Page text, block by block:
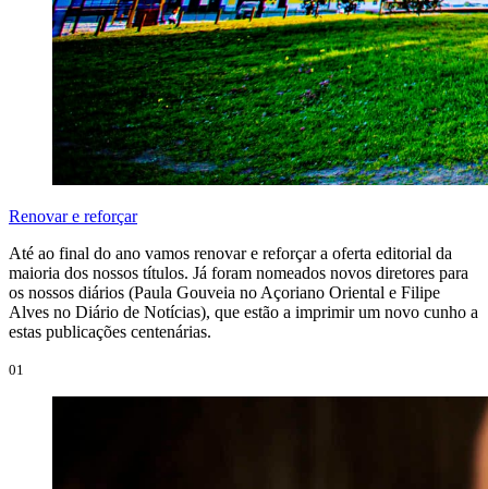
Renovar e reforçar
Até ao final do ano vamos renovar e reforçar a oferta editorial da
maioria dos nossos títulos. Já foram nomeados novos diretores para
os nossos diários (Paula Gouveia no Açoriano Oriental e Filipe
Alves no Diário de Notícias), que estão a imprimir um novo cunho a
estas publicações centenárias.
01